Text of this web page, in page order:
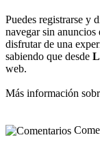
Puedes registrarse y
navegar sin anuncios
disfrutar de una
sabiendo que desde
web.
Más información